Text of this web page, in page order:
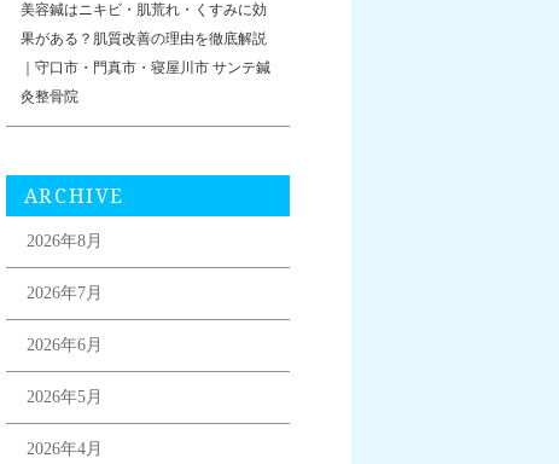
美容鍼はニキビ・肌荒れ・くすみに効
果がある？肌質改善の理由を徹底解説
｜守口市・門真市・寝屋川市 サンテ鍼
灸整骨院
ARCHIVE
2026年8月
2026年7月
2026年6月
2026年5月
2026年4月